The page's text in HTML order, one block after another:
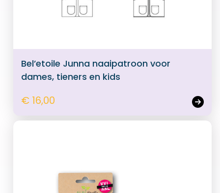
Bel’etoile Junna naaipatroon voor
dames, tieners en kids
€ 16,00